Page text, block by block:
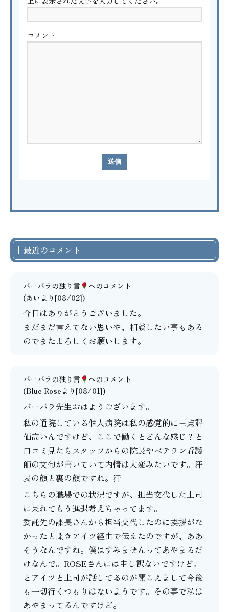
コメント
最近のコメント
バーバラの独り言
へのコメント
(あいより[08/02])
今日はありがとうございました。
まだまだ言えてない思いや、相談したい事もある
のでまたよろしくお願いします。
バーバラの独り言
へのコメント
(Blue Roseより[08/01])
バーバラ先生おはようございます。
私の通院している個人病院は私の感覚的に三点評
価高いんですけど、ここで働くとどんな感じ？と
口コミ見たらスタッフからの院長やベテラン看護
師の文句が書いていて内情は大変みたいです。汗
表の顔と裏の顔ですね。汗
こちらの職場での状況ですが、担当交代した上司
に呆れてもう進退考えちゃってます。
委託先の課長さんから担当交代したのに挨拶がな
かったと聞きアイツ経由で伝えたのですが、ああ
そうなんですね。僕はすみませんってあやまるだ
けなんで。ROSEさんには申し訳ないですけど。
とアイツと上司が話してるのが聞こえまして今後
も一切行くつもりはないようです。その事で私は
あやまってるんですけど。